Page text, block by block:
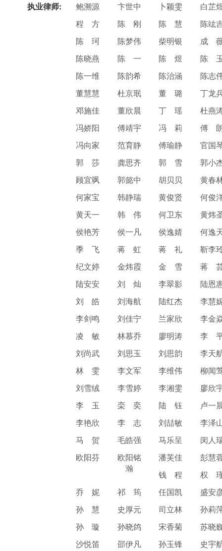
执业律师:
鲍溯源 卞世中 卜颖雯
白芷
程 方
陈 刚 陈 慧
陈竑
陈 珂
陈梦伟 柴明银
成
陈晓燕
陈 一 陈 煜
陈
陈一维
陈韵希 陈治涵
陈志
董慧慧
杜京珉 董 璐
丁龙
邓施佳
董欣晨 丁 瑶
杜燕
冯娇阳
傅靖宇 冯 莉
傅
冯向家
范育静 傅瑜静
官国
郭 莎
龚思齐 郭 雪
郭小
顾宜飒
郭懿中 胡贝贝
黄春
何家宝
韩静瑞 黄俊贤
何俊
黄天一
韩 伟 何卫东
黄炜
侯艳芳
侯一凡 侯逸婧
何逸
季 飞
蒋 虹 蒋 礼
靳李
纪文婷
金炜霞 金 雪
蒋
陆安安
刘 灿 李翠影
陆恩
刘 皓
刘海航 陆红杰
李慧
李剑鸣
刘佳宁 兰家欣
李金
凌 敏
林慕乔 廖明涛
李
刘尚武
刘思玉 刘思韵
李天
林 雯
李文军 李维伟
柳闻
刘雪绒
李雪婷 李湘雯
廖欣
李 玉
栾 奕 陆 钰
卢一
李艳欣
李 志 刘喆敏
李泽
马 贺
毛皓强 马乐呈
闵人
欧阳芬
欧阳铭
瀚
潘芙佳
彭慧
钱 程
权
乔 妮
祁 筠 任国凯
盛安
孙 慧
史厚元 司立林
孙莉
孙 璇
孙晓鸽 宋香菊
苏晓
沙悦笛
邵伊凡 孙玉锋
史宇